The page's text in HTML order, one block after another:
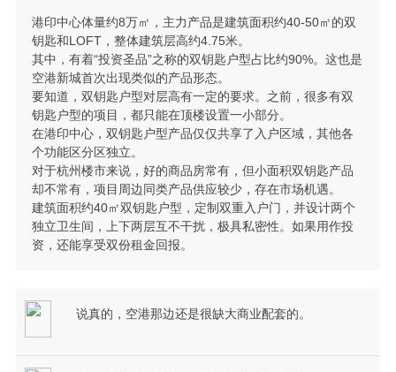
港印中心体量约8万㎡，主力产品是建筑面积约40-50㎡的双
钥匙和LOFT，整体建筑层高约4.75米。
其中，有着“投资圣品”之称的双钥匙户型占比约90%。这也是
空港新城首次出现类似的产品形态。
要知道，双钥匙户型对层高有一定的要求。之前，很多有双
钥匙户型的项目，都只能在顶楼设置一小部分。
在港印中心，双钥匙户型产品仅仅共享了入户区域，其他各
个功能区分区独立。
对于杭州楼市来说，好的商品房常有，但小面积双钥匙产品
却不常有，项目周边同类产品供应较少，存在市场机遇。
建筑面积约40㎡双钥匙户型，定制双重入户门，并设计两个
独立卫生间，上下两层互不干扰，极具私密性。如果用作投
资，还能享受双份租金回报。
说真的，空港那边还是很缺大商业配套的。